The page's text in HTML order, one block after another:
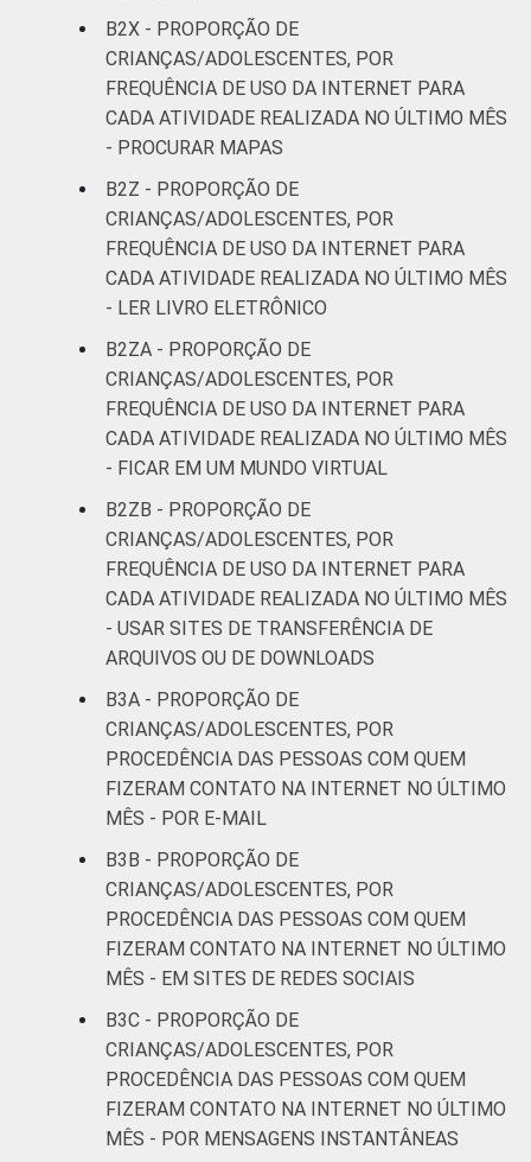
B2X - PROPORÇÃO DE
CRIANÇAS/ADOLESCENTES, POR
FREQUÊNCIA DE USO DA INTERNET PARA
CADA ATIVIDADE REALIZADA NO ÚLTIMO MÊS
- PROCURAR MAPAS
B2Z - PROPORÇÃO DE
CRIANÇAS/ADOLESCENTES, POR
FREQUÊNCIA DE USO DA INTERNET PARA
CADA ATIVIDADE REALIZADA NO ÚLTIMO MÊS
- LER LIVRO ELETRÔNICO
B2ZA - PROPORÇÃO DE
CRIANÇAS/ADOLESCENTES, POR
FREQUÊNCIA DE USO DA INTERNET PARA
CADA ATIVIDADE REALIZADA NO ÚLTIMO MÊS
- FICAR EM UM MUNDO VIRTUAL
B2ZB - PROPORÇÃO DE
CRIANÇAS/ADOLESCENTES, POR
FREQUÊNCIA DE USO DA INTERNET PARA
CADA ATIVIDADE REALIZADA NO ÚLTIMO MÊS
- USAR SITES DE TRANSFERÊNCIA DE
ARQUIVOS OU DE DOWNLOADS
B3A - PROPORÇÃO DE
CRIANÇAS/ADOLESCENTES, POR
PROCEDÊNCIA DAS PESSOAS COM QUEM
FIZERAM CONTATO NA INTERNET NO ÚLTIMO
MÊS - POR E-MAIL
B3B - PROPORÇÃO DE
CRIANÇAS/ADOLESCENTES, POR
PROCEDÊNCIA DAS PESSOAS COM QUEM
FIZERAM CONTATO NA INTERNET NO ÚLTIMO
MÊS - EM SITES DE REDES SOCIAIS
B3C - PROPORÇÃO DE
CRIANÇAS/ADOLESCENTES, POR
PROCEDÊNCIA DAS PESSOAS COM QUEM
FIZERAM CONTATO NA INTERNET NO ÚLTIMO
MÊS - POR MENSAGENS INSTANTÂNEAS